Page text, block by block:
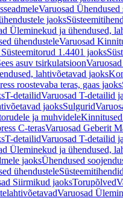
Varuosad Ühendused
jaoks
Üleminekud ja ühendused,
ühendusteleVaruosad
1.4401 jaoks
asuv tsirkulatsioon
lahtivõetavad jaoks
roostevaba teras, gaas jaoks
T-detailidVaruosad T-detailid
jaoksSulgurid
ja muhvidele
C-terasVaruosad Geberit
T-detailidVaruosad T-detailid
Üleminekud ja ühendused,
jaoksÜhendused
ühendusteleSüsteemitihendid
Siirmikud jaoksTorupõlved
Varuosad